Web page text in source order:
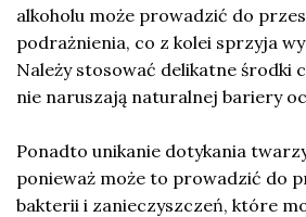
alkoholu może prowadzić do
podrażnienia, co z kolei sprzyja
Należy stosować delikatne środki
nie naruszają naturalnej bariery
Ponadto unikanie dotykania
ponieważ może to prowadzić do
bakterii i zanieczyszczeń, które